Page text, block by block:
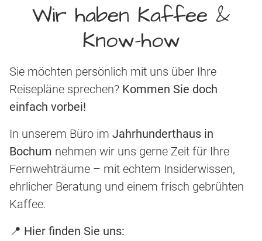
Wir haben Kaffee &
Know-how
Sie möchten persönlich mit uns über Ihre
Reisepläne sprechen? Kommen Sie doch
einfach vorbei!
In unserem Büro im Jahrhunderthaus in
Bochum nehmen wir uns gerne Zeit für Ihre
Fernwehträume – mit echtem Insiderwissen,
ehrlicher Beratung und einem frisch gebrühten
Kaffee.
📍 Hier finden Sie uns: